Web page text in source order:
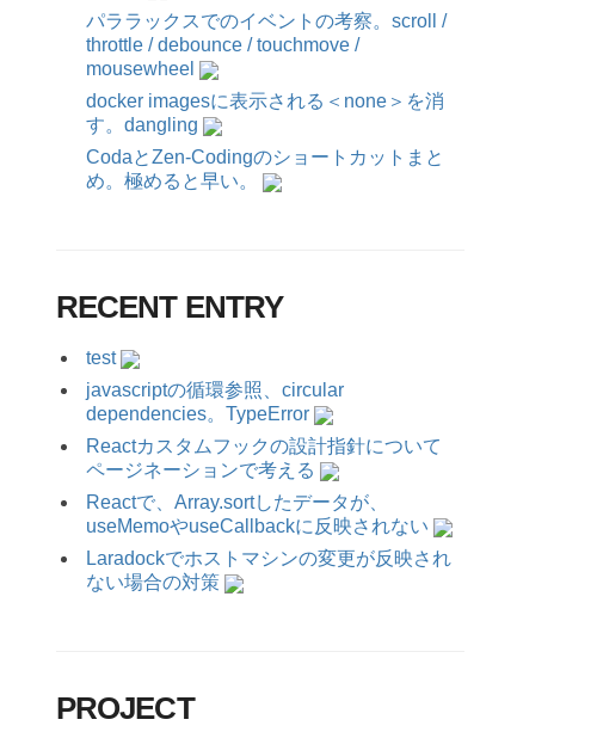
パララックスでのイベントの考察。scroll /
throttle / debounce / touchmove /
mousewheel
docker imagesに表示される＜none＞を消
す。dangling
CodaとZen-Codingのショートカットまと
め。極めると早い。
RECENT ENTRY
test
javascriptの循環参照、circular
dependencies。TypeError
Reactカスタムフックの設計指針について
ページネーションで考える
Reactで、Array.sortしたデータが、
useMemoやuseCallbackに反映されない
Laradockでホストマシンの変更が反映され
ない場合の対策
PROJECT